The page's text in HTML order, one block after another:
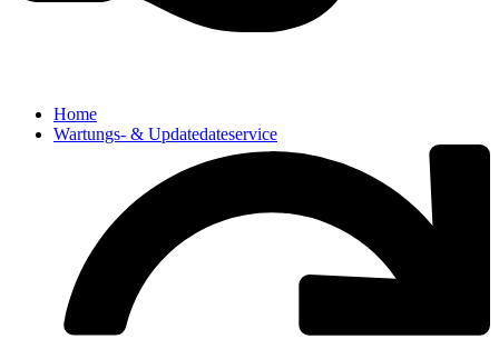
Home
Wartungs- & Updatedateservice